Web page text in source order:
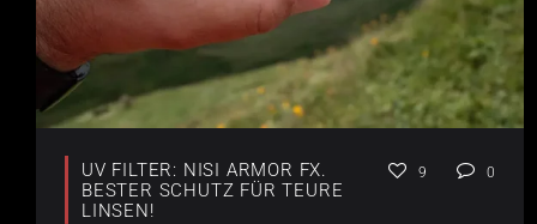
UV FILTER: NISI ARMOR FX.
BESTER SCHUTZ FÜR TEURE
LINSEN!
9 0